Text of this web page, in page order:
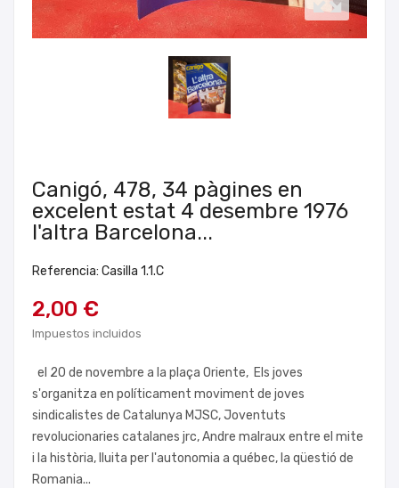
Canigó, 478, 34 pàgines en
excelent estat 4 desembre 1976
l'altra Barcelona...
Referencia: Casilla 1.1.C
2,00 €
Impuestos incluidos
el 20 de novembre a la plaça Oriente, Els joves
s'organitza en políticament moviment de joves
sindicalistes de Catalunya MJSC, Joventuts
revolucionaries catalanes jrc, Andre malraux entre el mite
i la història, lluita per l'autonomia a québec, la qüestió de
Romania...